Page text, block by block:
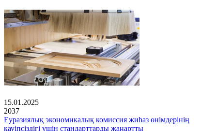
15.01.2025
2037
Еуразиялық экономикалық комиссия жиһаз өнімдерінің
қауіпсіздігі үшін стандарттарды жаңартты